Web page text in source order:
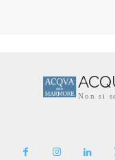
Non si